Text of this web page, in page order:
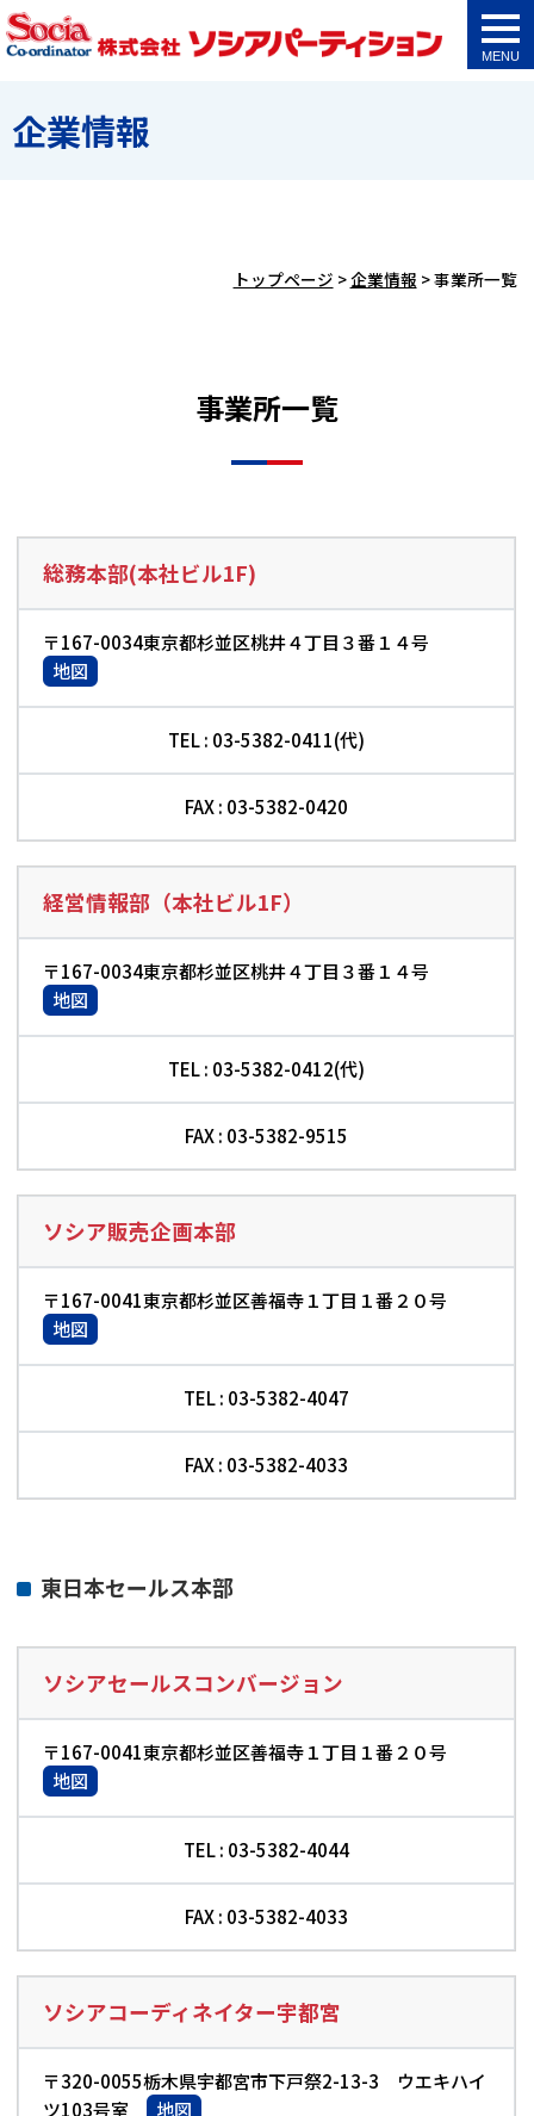
企業情報
トップページ >企業情報 >事業所一覧
事業所一覧
総務本部(本社ビル1F)
〒167-0034東京都杉並区桃井４丁目３番１４号
地図
TEL : 03-5382-0411(代)
FAX : 03-5382-0420
経営情報部（本社ビル1F）
〒167-0034東京都杉並区桃井４丁目３番１４号
地図
TEL : 03-5382-0412(代)
FAX : 03-5382-9515
ソシア販売企画本部
〒167-0041東京都杉並区善福寺１丁目１番２０号
地図
TEL : 03-5382-4047
FAX : 03-5382-4033
東日本セールス本部
ソシアセールスコンバージョン
〒167-0041東京都杉並区善福寺１丁目１番２０号
地図
TEL : 03-5382-4044
FAX : 03-5382-4033
ソシアコーディネイター宇都宮
〒320-0055栃木県宇都宮市下戸祭2-13-3 ウエキハイ
ツ103号室
地図